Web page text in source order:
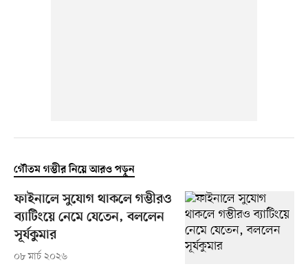
গৌতম গম্ভীর নিয়ে আরও পড়ুন
ফাইনালে সুযোগ থাকলে গম্ভীরও
ব্যাটিংয়ে নেমে যেতেন, বললেন
সূর্যকুমার
০৮ মার্চ ২০২৬